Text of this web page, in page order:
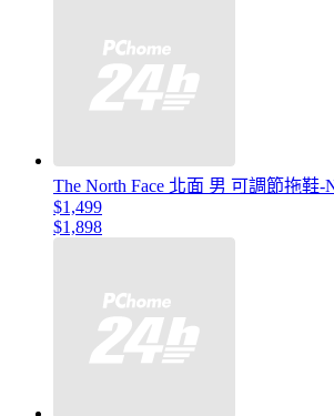
The North Face 北面 男 可調節拖鞋-
$1,499
$1,898